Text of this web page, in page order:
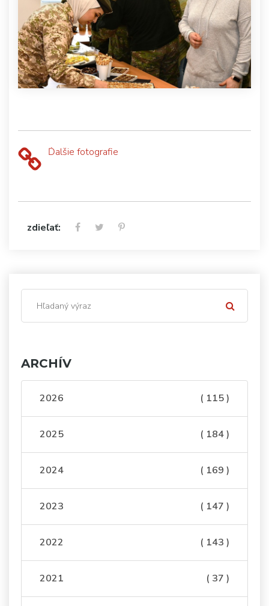
Ďalšie fotografie
zdieľať:
ARCHÍV
2026 ( 115 )
2025 ( 184 )
2024 ( 169 )
2023 ( 147 )
2022 ( 143 )
2021 ( 37 )